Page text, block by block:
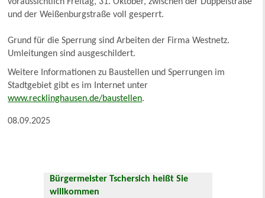
und der Weißenburgstraße voll gesperrt.
Grund für die Sperrung sind Arbeiten der Firma Westnetz.
Umleitungen sind ausgeschildert.
Weitere Informationen zu Baustellen und Sperrungen im
Stadtgebiet gibt es im Internet unter
www.recklinghausen.de/baustellen.
08.09.2025
Bürgermeister Tschersich heißt Sie
willkommen